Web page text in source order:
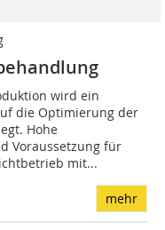
wird ein
die Optimierung der
Hohe
Voraussetzung für
mit...
mehr